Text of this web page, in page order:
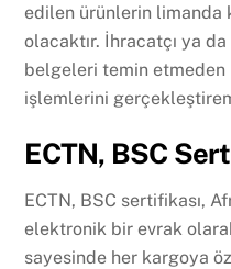
edilen ürünlerin limanda
olacaktır. İhracatçı ya
belgeleri temin
işlemlerini
ECTN, BSC
ECTN, BSC sertifikası,
elektronik bir evrak
sayesinde her kargoya